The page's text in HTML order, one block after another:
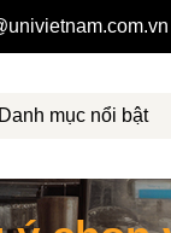
Danh mục nổi bật